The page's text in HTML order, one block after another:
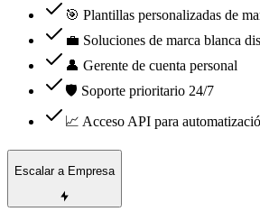
🎯 Plantillas personalizadas de
💼 Soluciones de marca blanca
👤 Gerente de cuenta personal
🛡️ Soporte prioritario 24/7
📈 Acceso API para
Escalar a Empresa